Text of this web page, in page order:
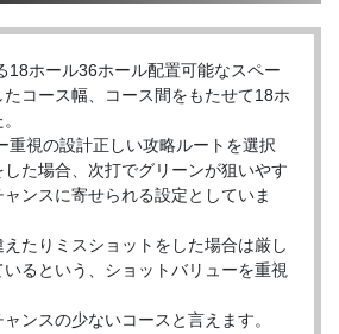
18ホール36ホール配置可能なスペー
コース幅、コース間をもたせて18ホ
重視の設計正しい攻略ルートを選択
した場合、次打でグリーンが狙いやす
ンスに寄せられる設定としていま
たりミスショットをした場合は厳し
るという、ショットバリューを重視
ンスの少ないコースと言えます。